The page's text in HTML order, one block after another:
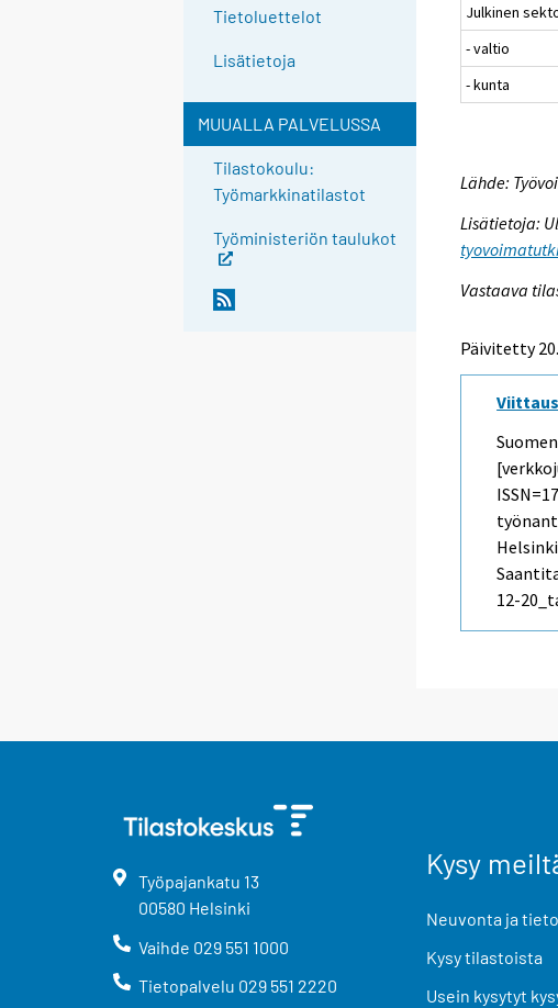
Tietoluettelot
Lisätietoja
MUUALLA PALVELUSSA
Tilastokoulu:
Työmarkkinatilastot
Työministeriön taulukot
Julkinen
- valtio
- kunta
Lähde:
Lisätietoja:
Vastaava
Päivitetty
12-
Työpajankatu 13
00580 Helsinki
Vaihde 029 551 1000
Tietopalvelu 029 551 2220
Kysy
Neuvonta ja
Kysy tilastoista
Usein kysytyt